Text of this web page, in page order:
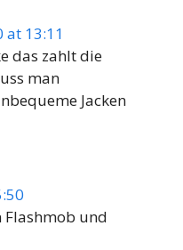
at 13:11
das zahlt die
man
Jacken
Flashmob und